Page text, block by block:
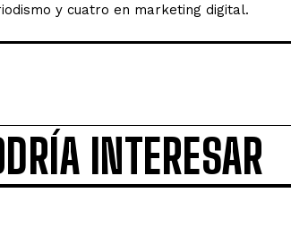
y cuatro en marketing digital.
INTERESAR